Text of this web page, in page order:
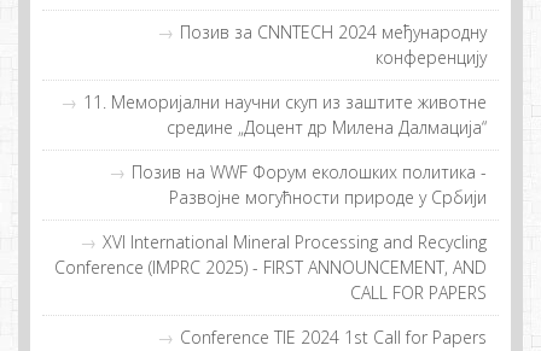
Позив за CNNTECH 2024 међународну
конференцију
11. Меморијални научни скуп из заштите животне
средине „Доцент др Милена Далмација“
Позив на WWF Форум еколошких политика -
Развојне могућности природе у Србији
XVI International Mineral Processing and Recycling
Conference (IMPRC 2025) - FIRST ANNOUNCEMENT, AND
CALL FOR PAPERS
Conference TIE 2024 1st Call for Papers